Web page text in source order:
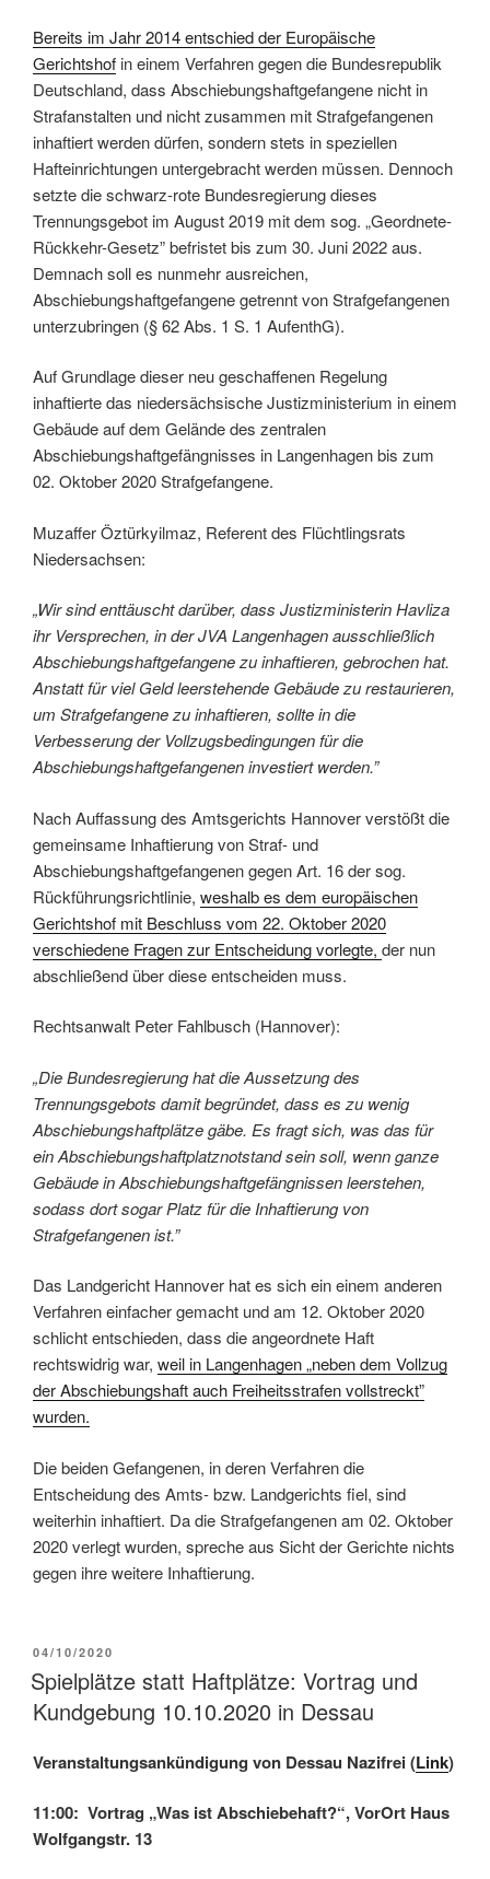
Bereits im Jahr 2014 entschied der Europäische
Gerichtshof in einem Verfahren gegen die Bundesrepublik
Deutschland, dass Abschiebungshaftgefangene nicht in
Strafanstalten und nicht zusammen mit Strafgefangenen
inhaftiert werden dürfen, sondern stets in speziellen
Hafteinrichtungen untergebracht werden müssen. Dennoch
setzte die schwarz-rote Bundesregierung dieses
Trennungsgebot im August 2019 mit dem sog. „Geordnete-
Rückkehr-Gesetz” befristet bis zum 30. Juni 2022 aus.
Demnach soll es nunmehr ausreichen,
Abschiebungshaftgefangene getrennt von Strafgefangenen
unterzubringen (§ 62 Abs. 1 S. 1 AufenthG).
Auf Grundlage dieser neu geschaffenen Regelung
inhaftierte das niedersächsische Justizministerium in einem
Gebäude auf dem Gelände des zentralen
Abschiebungshaftgefängnisses in Langenhagen bis zum
02. Oktober 2020 Strafgefangene.
Muzaffer Öztürkyilmaz, Referent des Flüchtlingsrats
Niedersachsen:
„Wir sind enttäuscht darüber, dass Justizministerin Havliza
ihr Versprechen, in der JVA Langenhagen ausschließlich
Abschiebungshaftgefangene zu inhaftieren, gebrochen hat.
Anstatt für viel Geld leerstehende Gebäude zu restaurieren,
um Strafgefangene zu inhaftieren, sollte in die
Verbesserung der Vollzugsbedingungen für die
Abschiebungshaftgefangenen investiert werden.”
Nach Auffassung des Amtsgerichts Hannover verstößt die
gemeinsame Inhaftierung von Straf- und
Abschiebungshaftgefangenen gegen Art. 16 der sog.
Rückführungsrichtlinie, weshalb es dem europäischen
Gerichtshof mit Beschluss vom 22. Oktober 2020
verschiedene Fragen zur Entscheidung vorlegte, der nun
abschließend über diese entscheiden muss.
Rechtsanwalt Peter Fahlbusch (Hannover):
„Die Bundesregierung hat die Aussetzung des
Trennungsgebots damit begründet, dass es zu wenig
Abschiebungshaftplätze gäbe. Es fragt sich, was das für
ein Abschiebungshaftplatznotstand sein soll, wenn ganze
Gebäude in Abschiebungshaftgefängnissen leerstehen,
sodass dort sogar Platz für die Inhaftierung von
Strafgefangenen ist.”
Das Landgericht Hannover hat es sich ein einem anderen
Verfahren einfacher gemacht und am 12. Oktober 2020
schlicht entschieden, dass die angeordnete Haft
rechtswidrig war, weil in Langenhagen „neben dem Vollzug
der Abschiebungshaft auch Freiheitsstrafen vollstreckt”
wurden.
Die beiden Gefangenen, in deren Verfahren die
Entscheidung des Amts- bzw. Landgerichts fiel, sind
weiterhin inhaftiert. Da die Strafgefangenen am 02. Oktober
2020 verlegt wurden, spreche aus Sicht der Gerichte nichts
gegen ihre weitere Inhaftierung.
04/10/2020
Spielplätze statt Haftplätze: Vortrag und
Kundgebung 10.10.2020 in Dessau
Veranstaltungsankündigung von Dessau Nazifrei (Link)
11:00: Vortrag „Was ist Abschiebehaft?“, VorOrt Haus
Wolfgangstr. 13